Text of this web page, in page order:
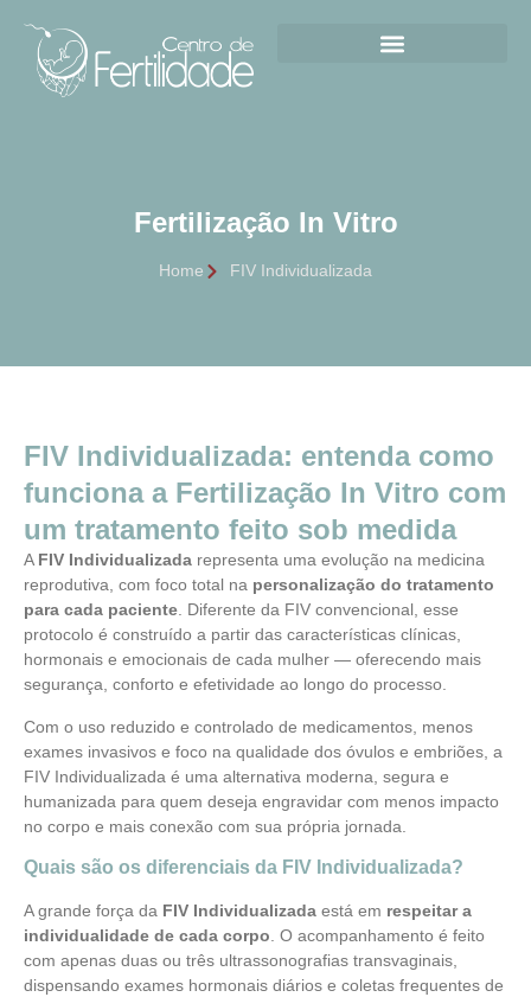
Fertilização In Vitro
Home FIV Individualizada
FIV Individualizada: entenda como
funciona a Fertilização In Vitro com
um tratamento feito sob medida
A FIV Individualizada representa uma evolução na medicina
reprodutiva, com foco total na personalização do tratamento
para cada paciente. Diferente da FIV convencional, esse
protocolo é construído a partir das características clínicas,
hormonais e emocionais de cada mulher — oferecendo mais
segurança, conforto e efetividade ao longo do processo.
Com o uso reduzido e controlado de medicamentos, menos
exames invasivos e foco na qualidade dos óvulos e embriões, a
FIV Individualizada é uma alternativa moderna, segura e
humanizada para quem deseja engravidar com menos impacto
no corpo e mais conexão com sua própria jornada.
Quais são os diferenciais da FIV Individualizada?
A grande força da FIV Individualizada está em respeitar a
individualidade de cada corpo . O acompanhamento é feito
com apenas duas ou três ultrassonografias transvaginais,
dispensando exames hormonais diários e coletas frequentes de